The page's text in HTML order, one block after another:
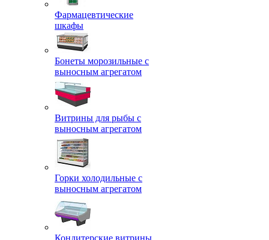
Фармацевтические
шкафы
Бонеты морозильные с
выносным агрегатом
Витрины для рыбы с
выносным агрегатом
Горки холодильные с
выносным агрегатом
Кондитерские витрины